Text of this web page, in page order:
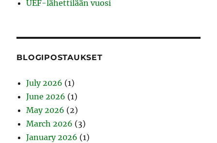
UEF-lähettilään vuosi
BLOGIPOSTAUKSET
July 2026 (1)
June 2026 (1)
May 2026 (2)
March 2026 (3)
January 2026 (1)